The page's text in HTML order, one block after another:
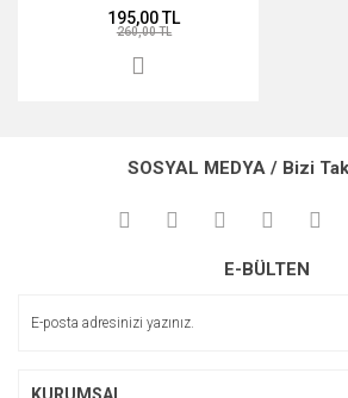
195,00 TL
260,00 TL
SOSYAL MEDYA / Bizi
E-BÜLTEN
KURUMSAL